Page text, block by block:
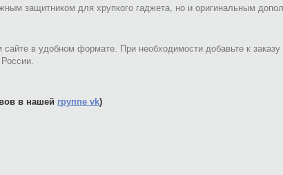
защитником для хрупкого гаджета, но и оригинальным
в удобном формате. При необходимости добавьте к
в нашей группе vk)